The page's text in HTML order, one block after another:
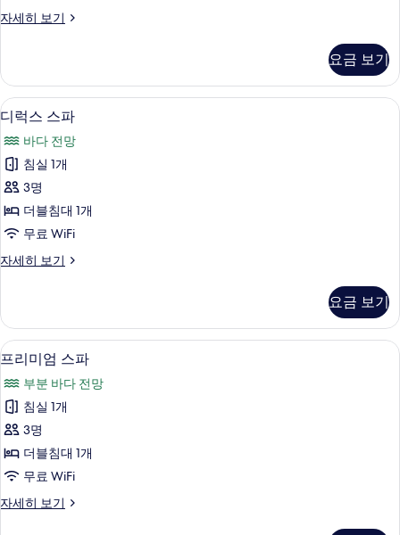
진
두
보
기
자세히 보기
스
스
파
자
세
히
보
기
요금 보기
디
럭
스
스
파
사
모
보
기
3
디럭스 스파
바다 전망
침실 1개
3명
더블침대 1개
무료 WiFi
자세히 보기
디
파
자
세
보
기
요금 보기
프
미
엄
스
파
진
3
프리미엄 스파
부분 바다 전망
침실 1개
3명
더블침대 1개
무료 WiFi
자세히 보기
프